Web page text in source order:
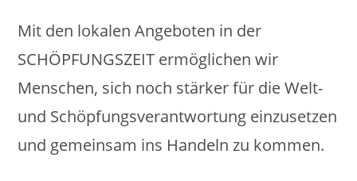
Mit den lokalen Angeboten in der
SCHÖPFUNGSZEIT ermöglichen wir
Menschen, sich noch stärker für die Welt-
und Schöpfungsverantwortung einzusetzen
und gemeinsam ins Handeln zu kommen.